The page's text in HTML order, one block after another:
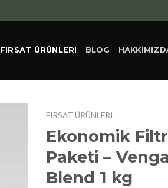
FIRSAT ÜRÜNLERI BLOG
FIRSAT ÜRÜNLERI
Ekonomik
Paketi –
Blend 1 kg